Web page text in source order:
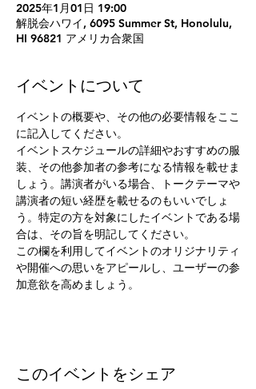
2025年1月01日 19:00
解脱会ハワイ, 6095 Summer St, Honolulu,
HI 96821 アメリカ合衆国
イベントについて
イベントの概要や、その他の必要情報をここ
に記入してください。
イベントスケジュールの詳細やおすすめの服
装、その他参加者の参考になる情報を載せま
しょう。講演者がいる場合、トークテーマや
講演者の短い経歴を載せるのもいいでしょ
う。特定の方を対象にしたイベントである場
合は、その旨を明記してください。
この欄を利用してイベントのオリジナリティ
や開催への思いをアピールし、ユーザーの参
加意欲を高めましょう。
このイベントをシェア